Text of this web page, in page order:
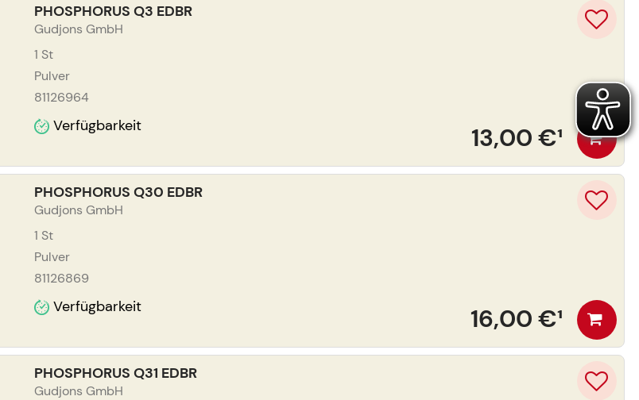
PHOSPHORUS Q3 EDBR
Gudjons GmbH
1 St
Pulver
81126964
Verfügbarkeit 13,00 €¹
PHOSPHORUS Q30 EDBR
Gudjons GmbH
1 St
Pulver
81126869
Verfügbarkeit 16,00 €¹
PHOSPHORUS Q31 EDBR
Gudjons GmbH